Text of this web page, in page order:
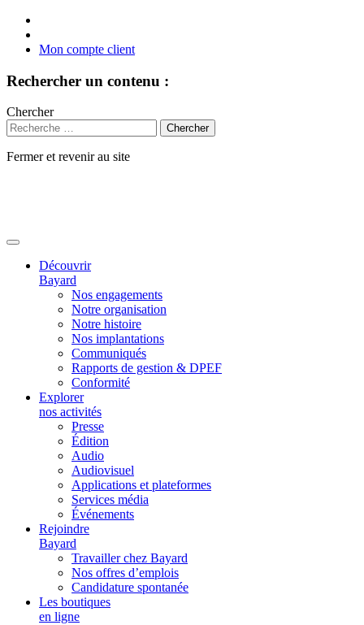
Mon compte client
Rechercher un contenu :
Chercher
Fermer et revenir au site
Découvrir
Bayard
Nos engagements
Notre organisation
Notre histoire
Nos implantations
Communiqués
Rapports de gestion & DPEF
Conformité
Explorer
nos activités
Presse
Édition
Audio
Audiovisuel
Applications et plateformes
Services média
Événements
Rejoindre
Bayard
Travailler chez Bayard
Nos offres d’emplois
Candidature spontanée
Les boutiques
en ligne